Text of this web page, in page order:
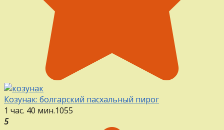
Козунак: болгарский пасхальный пирог
1 час. 40 мин.1055
5